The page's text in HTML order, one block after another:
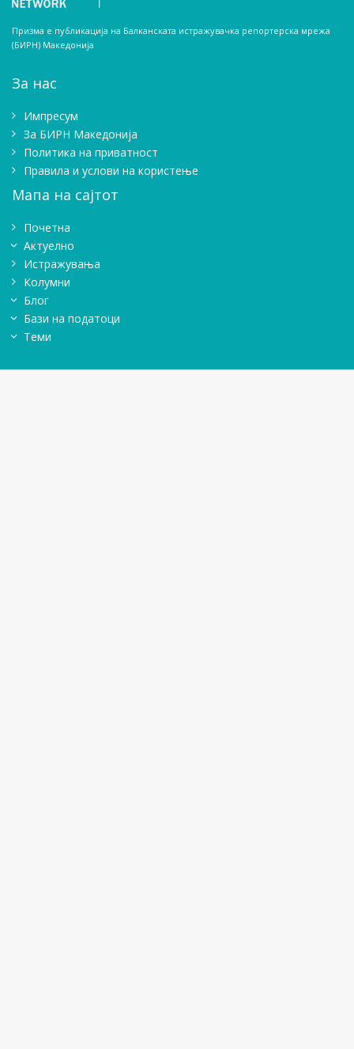
Призма е публикација на Балканската истражувачка репортерска мрежа
(БИРН) Македонија
За нас
Импресум
Зa БИРН Македонија
Политика на приватност
Правила и услови на користење
Мапа на сајтот
Почетна
Актуелно
Истражувањa
Колумни
Блог
Бази на податоци
Теми